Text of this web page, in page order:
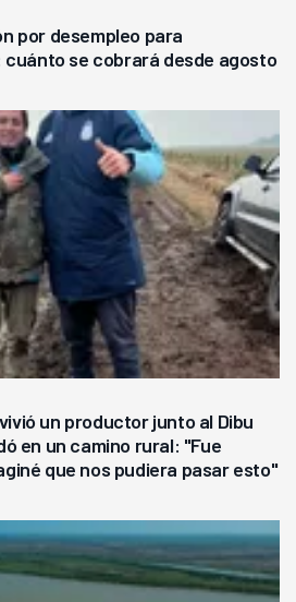
por desempleo para
se cobrará desde agosto
un productor junto al Dibu
en un camino rural: "Fue
que nos pudiera pasar esto"